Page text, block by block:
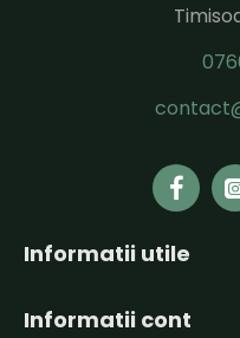
Informatii utile
Informatii cont